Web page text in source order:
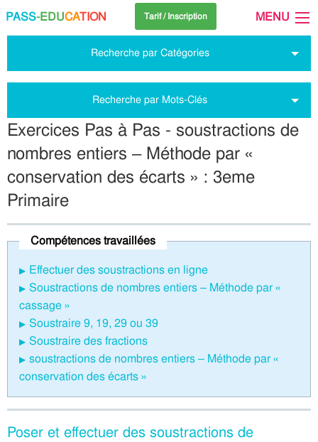
PASS-EDUCATION Tarif / Inscription MENU
Recherche par Catégories
Recherche par Mots-Clés
Exercices Pas à Pas - soustractions de
nombres entiers – Méthode par «
conservation des écarts » : 3eme
Primaire
Compétences travaillées
Effectuer des soustractions en ligne
Soustractions de nombres entiers – Méthode par «
cassage »
Soustraire 9, 19, 29 ou 39
Soustraire des fractions
soustractions de nombres entiers – Méthode par «
conservation des écarts »
Poser et effectuer des soustractions de